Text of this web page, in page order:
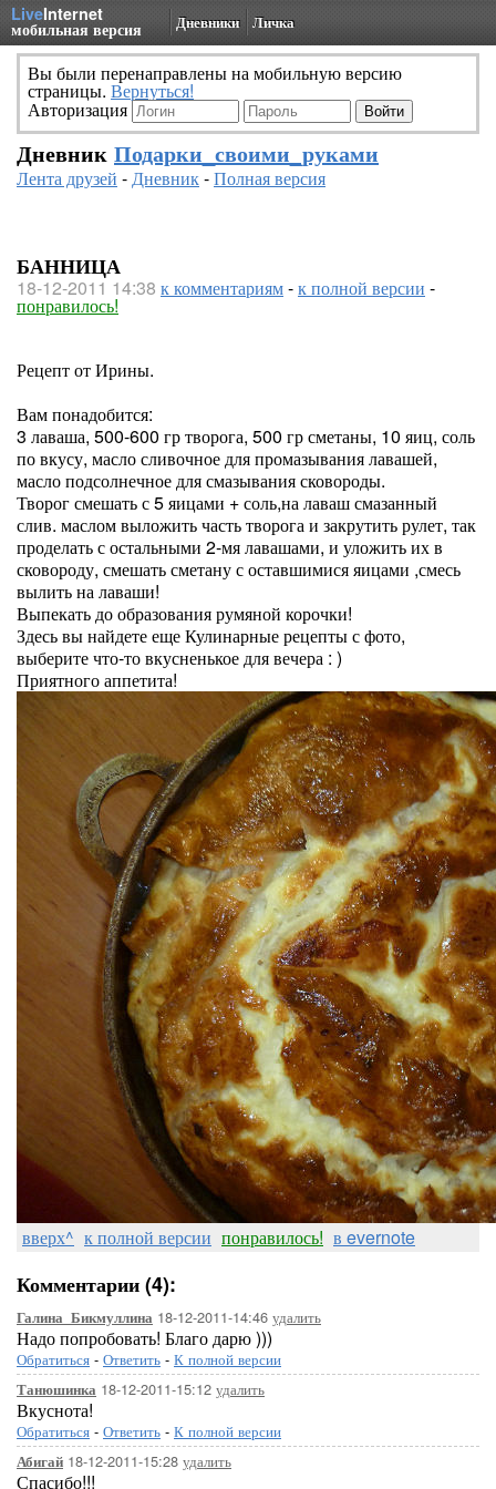
LiveInternet
мобильная версия Дневники Личка
Вы были перенаправлены на мобильную версию
страницы. Вернуться!
Авторизация
Дневник Подарки_своими_руками
Лента друзей -Дневник-Полная версия
БАННИЦА
18-12-2011 14:38 к комментариям-к полной версии -
понравилось!
Рецепт от Ирины.
Вам понадобится:
3 лаваша, 500-600 гр творога, 500 гр сметаны, 10 яиц, соль
по вкусу, масло сливочное для промазывания лавашей,
масло подсолнечное для смазывания сковороды.
Творог смешать с 5 яицами + соль,на лаваш смазанный
слив. маслом выложить часть творога и закрутить рулет, так
проделать с остальными 2-мя лавашами, и уложить их в
сковороду, смешать сметану с оставшимися яицами ,смесь
вылить на лаваши!
Выпекать до образования румяной корочки!
Здесь вы найдете ещеКулинарные рецепты с фото,
выберите что-то вкусненькое для вечера : )
Приятного аппетита!
вверх^ к полной версии понравилось! в evernote
Комментарии (4):
Галина_Бикмуллина 18-12-2011-14:46 удалить
Надо попробовать! Благо дарю )))
Обратиться - Ответить - К полной версии
Танюшинка 18-12-2011-15:12 удалить
Вкуснота!
Обратиться - Ответить - К полной версии
Абигай 18-12-2011-15:28 удалить
Спасибо!!!